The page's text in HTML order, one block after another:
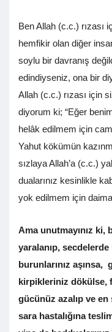
Ben Allah (c.c.) rızası
hemfikir olan diğer
soylu bir davranış
edindiyseniz, ona bir
Allah (c.c.) rızası için
diyorum ki; “Eğer
helâk edilmem için
Yahut kökümün
sızlaya Allah’a (c.c.)
dualarınız kesinlikle
yok edilmem için
Ama unutmayınız ki,
yaralanıp,
burunlarınız
kirpikleriniz dökülse,
gücünüz azalıp ve en
sara hastalığına